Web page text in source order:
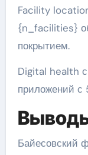
Facility
{n_facilities}
покрытием.
Digital health
приложений с
Байесовский